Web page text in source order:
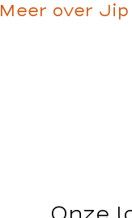
Meer over Jip